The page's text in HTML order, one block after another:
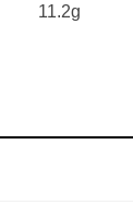
11.2g